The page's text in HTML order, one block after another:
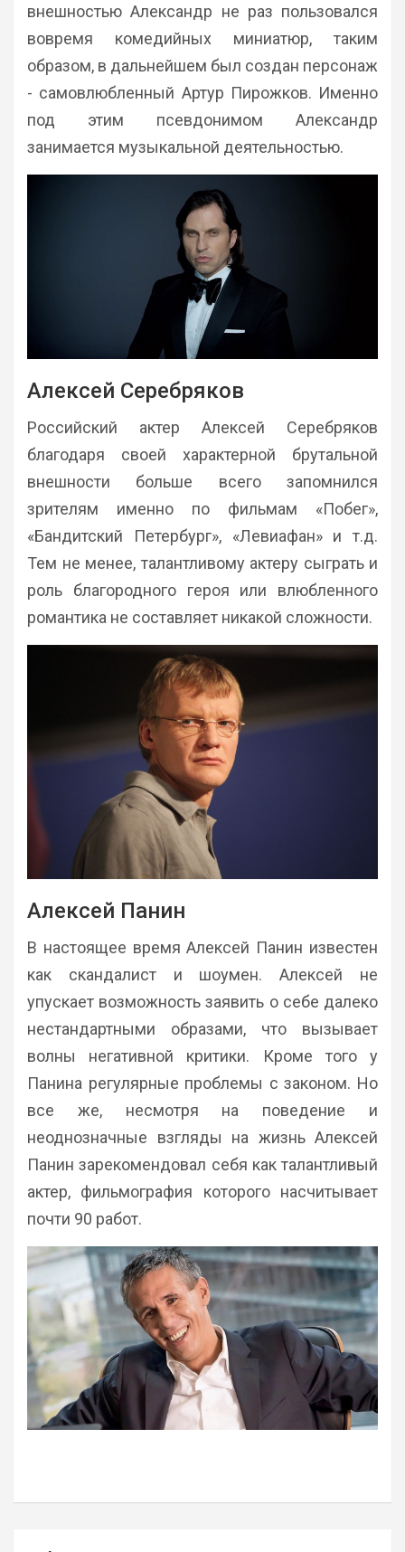
внешностью Александр не раз пользовался
вовремя комедийных миниатюр, таким
образом, в дальнейшем был создан персонаж
- самовлюбленный Артур Пирожков. Именно
под этим псевдонимом Александр
занимается музыкальной деятельностью.
Алексей Серебряков
Российский актер Алексей Серебряков
благодаря своей характерной брутальной
внешности больше всего запомнился
зрителям именно по фильмам «Побег»,
«Бандитский Петербург», «Левиафан» и т.д.
Тем не менее, талантливому актеру сыграть и
роль благородного героя или влюбленного
романтика не составляет никакой сложности.
Алексей Панин
В настоящее время Алексей Панин известен
как скандалист и шоумен. Алексей не
упускает возможность заявить о себе далеко
нестандартными образами, что вызывает
волны негативной критики. Кроме того у
Панина регулярные проблемы с законом. Но
все же, несмотря на поведение и
неоднозначные взгляды на жизнь Алексей
Панин зарекомендовал себя как талантливый
актер, фильмография которого насчитывает
почти 90 работ.